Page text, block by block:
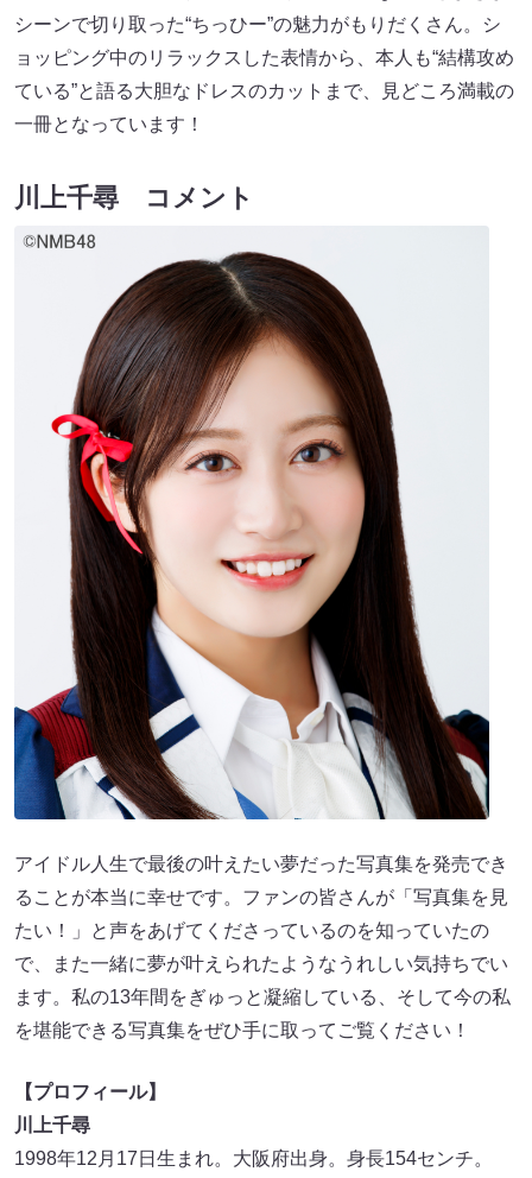
シーンで切り取った“ちっひー”の魅力がもりだくさん。シ
ョッピング中のリラックスした表情から、本人も“結構攻め
ている”と語る大胆なドレスのカットまで、見どころ満載の
一冊となっています！
川上千尋 コメント
アイドル人生で最後の叶えたい夢だった写真集を発売でき
ることが本当に幸せです。ファンの皆さんが「写真集を見
たい！」と声をあげてくださっているのを知っていたの
で、また一緒に夢が叶えられたようなうれしい気持ちでい
ます。私の13年間をぎゅっと凝縮している、そして今の私
を堪能できる写真集をぜひ手に取ってご覧ください！
【プロフィール】
川上千尋
1998年12月17日生まれ。大阪府出身。身長154センチ。